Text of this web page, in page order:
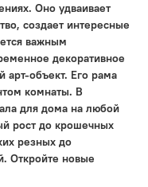
Оно удваивает
создает интересные
важным
декоративное
арт-объект. Его рама
комнаты. В
для дома на любой
рост до крошечных
резных до
Откройте новые